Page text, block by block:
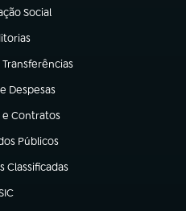
Social
nova aba)
em nova aba)
aba)
Despesas
aba)
e Contratos
aba)
Públicos
aba)
Classificadas
aba)
em nova aba)